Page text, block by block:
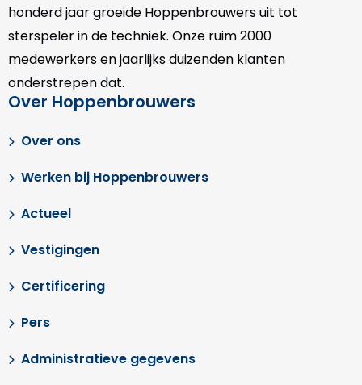
honderd jaar groeide Hoppenbrouwers uit tot
sterspeler in de techniek. Onze ruim 2000
medewerkers en jaarlijks duizenden klanten
onderstrepen dat.
Over Hoppenbrouwers
Over ons
Werken bij Hoppenbrouwers
Actueel
Vestigingen
Certificering
Pers
Administratieve gegevens